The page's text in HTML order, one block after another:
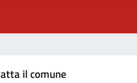
il comune